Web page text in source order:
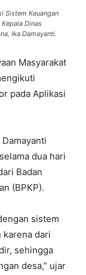
Sistem Keuangan
Dinas
Ika Damayanti.
Masyarakat
pada Aplikasi
dua hari
Badan
(BPKP).
sistem
karena dari
sehingga
desa,” ujar